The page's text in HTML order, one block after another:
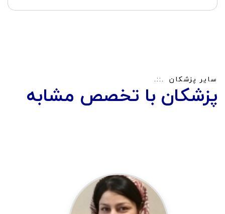
سایر پزشکان
پزشکان با تخصص مشابه